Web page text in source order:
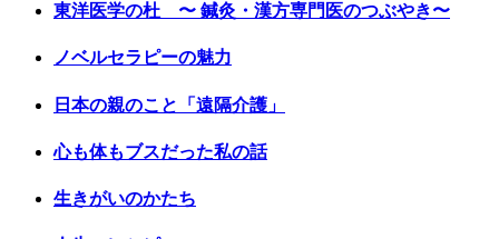
東洋医学の杜 〜 鍼灸・漢方専門医のつぶやき〜
ノベルセラピーの魅力
日本の親のこと「遠隔介護」
心も体もブスだった私の話
生きがいのかたち